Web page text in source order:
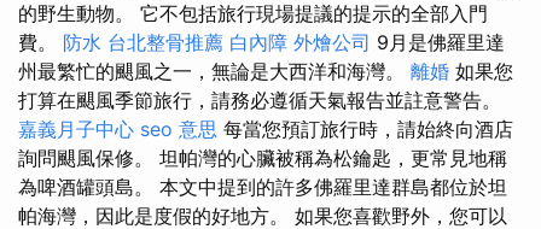
的野生動物。 它不包括旅行現場提議的提示的全部入門
費。 防水 台北整骨推薦 白內障 外燴公司 9月是佛羅里達
州最繁忙的颶風之一，無論是大西洋和海灣。 離婚 如果您
打算在颶風季節旅行，請務必遵循天氣報告並註意警告。
嘉義月子中心 seo 意思 每當您預訂旅行時，請始終向酒店
詢問颶風保修。 坦帕灣的心臟被稱為松鑰匙，更常見地稱
為啤酒罐頭島。 本文中提到的許多佛羅里達群島都位於坦
帕海灣，因此是度假的好地方。 如果您喜歡野外，您可以